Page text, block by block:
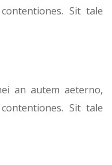
Sit tale
an autem aeterno,
Sit tale